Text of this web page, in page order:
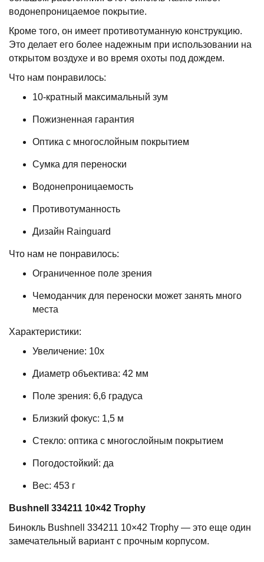
водонепроницаемое покрытие.
Кроме того, он имеет противотуманную конструкцию.
Это делает его более надежным при использовании на
открытом воздухе и во время охоты под дождем.
Что нам понравилось:
10-кратный максимальный зум
Пожизненная гарантия
Оптика с многослойным покрытием
Сумка для переноски
Водонепроницаемость
Противотуманность
Дизайн Rainguard
Что нам не понравилось:
Ограниченное поле зрения
Чемоданчик для переноски может занять много
места
Характеристики:
Увеличение: 10x
Диаметр объектива: 42 мм
Поле зрения: 6,6 градуса
Близкий фокус: 1,5 м
Стекло: оптика с многослойным покрытием
Погодостойкий: да
Вес: 453 г
Bushnell 334211 10×42 Trophy
Бинокль Bushnell 334211 10×42 Trophy — это еще один
замечательный вариант с прочным корпусом.